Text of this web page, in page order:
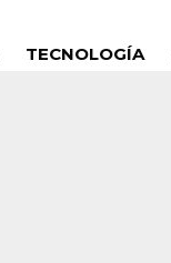
TECNOLOGÍA